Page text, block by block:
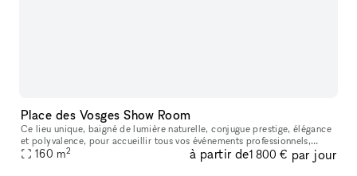
Place des Vosges Show Room
Ce lieu unique, baigné de lumière naturelle, conjugue prestige, élégance
et polyvalence, pour accueillir tous vos événements professionnels,
privés ou créatifs. Que vous soyez à la recherche d’un lie
160 m2 à partir de1 800 € par jour